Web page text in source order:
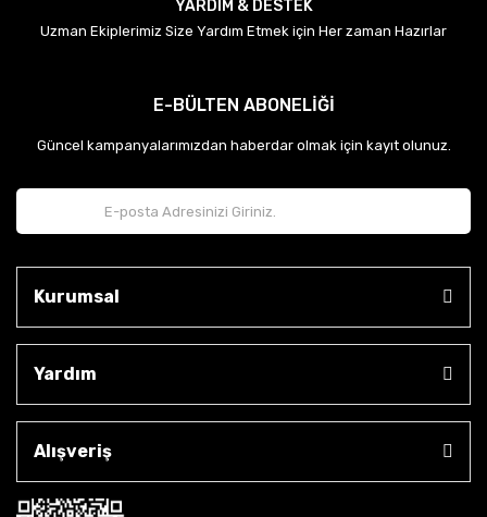
YARDIM & DESTEK
Uzman Ekiplerimiz Size Yardım Etmek için Her zaman Hazırlar
E-BÜLTEN ABONELİĞİ
Güncel kampanyalarımızdan haberdar olmak için kayıt olunuz.
Kurumsal
Yardım
Alışveriş